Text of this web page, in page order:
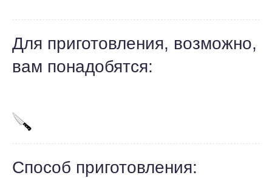
Для приготовления, возможно,
вам понадобятся:
Способ приготовления: